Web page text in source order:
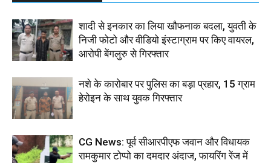
शादी से इनकार का लिया खौफनाक बदला, युवती के
निजी फोटो और वीडियो इंस्टाग्राम पर किए वायरल,
आरोपी बेंगलुरु से गिरफ्तार
नशे के कारोबार पर पुलिस का बड़ा प्रहार, 15 ग्राम
हेरोइन के साथ युवक गिरफ्तार
CG News: पूर्व सीआरपीएफ जवान और विधायक
रामकुमार टोप्पो का दमदार अंदाज, फायरिंग रेंज में